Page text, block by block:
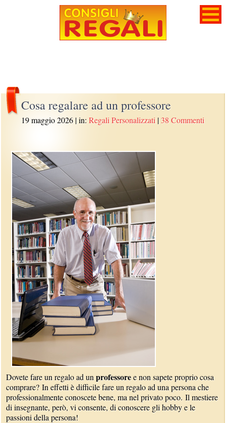
Cosa regalare ad un professore
19 maggio 2026 | in:Regali Personalizzati | 38 Commenti
Dovete fare un regalo ad unprofessoree non sapete proprio cosa
comprare? In effetti è difficile fare un regalo ad una persona che
professionalmente conoscete bene, ma nel privato poco. Il mestiere
di insegnante, però, vi consente, di conoscere gli hobby e le
passioni della persona!